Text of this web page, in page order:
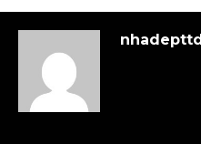
nhadepttd